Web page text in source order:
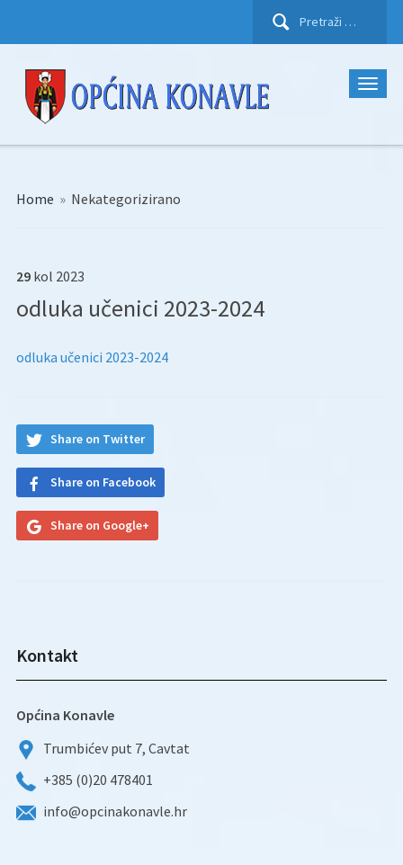
Pretraži:
Home » Nekategorizirano
29 kol 2023
odluka učenici 2023-2024
odluka učenici 2023-2024
Share on Twitter
Share on Facebook
Share on Google+
Kontakt
Općina Konavle
Trumbićev put 7, Cavtat
+385 (0)20 478401
info@opcinakonavle.hr